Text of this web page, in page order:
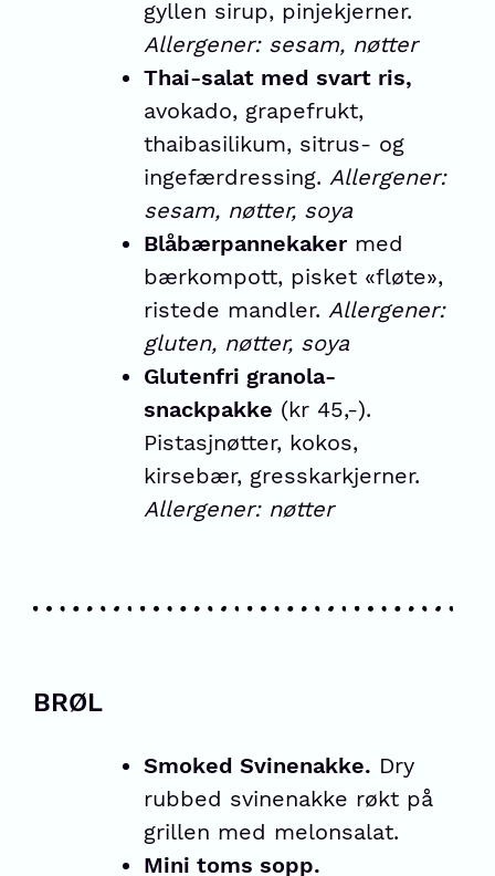
gyllen sirup, pinjekjerner.
Allergener: sesam, nøtter
Thai-salat med svart ris,
avokado, grapefrukt,
thaibasilikum, sitrus- og
ingefærdressing. Allergener:
sesam, nøtter, soya
Blåbærpannekakermed
bærkompott, pisket «fløte»,
ristede mandler. Allergener:
gluten, nøtter, soya
Glutenfri granola-
snackpakke (kr 45,-).
Pistasjnøtter, kokos,
kirsebær, gresskarkjerner.
Allergener: nøtter
BRØL
Smoked Svinenakke. Dry
rubbed svinenakke røkt på
grillen med melonsalat.
Mini toms sopp.